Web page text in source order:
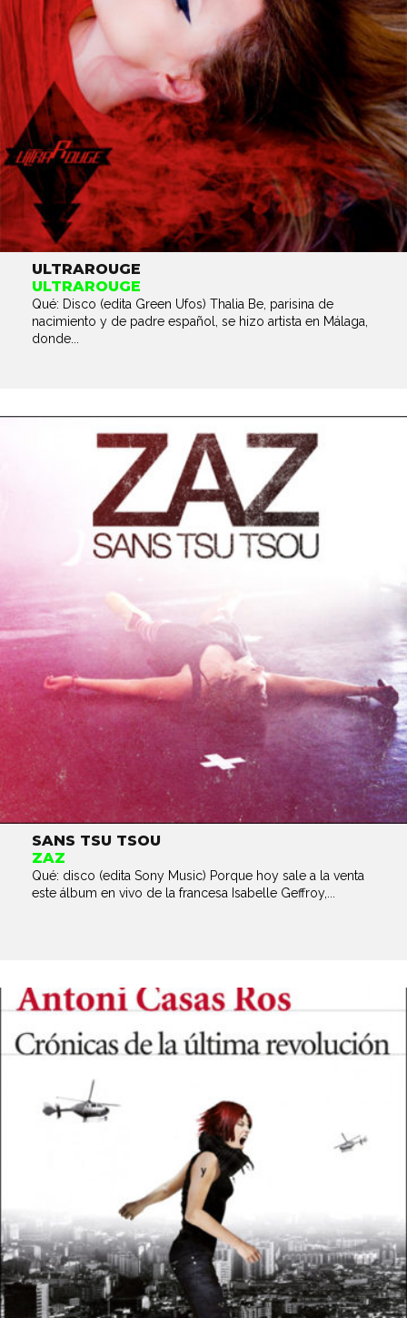
ULTRAROUGE
ULTRAROUGE
Qué: Disco (edita Green Ufos) Thalia Be, parisina de
nacimiento y de padre español, se hizo artista en Málaga,
donde...
SANS TSU TSOU
ZAZ
Qué: disco (edita Sony Music) Porque hoy sale a la venta
este álbum en vivo de la francesa Isabelle Geffroy,...